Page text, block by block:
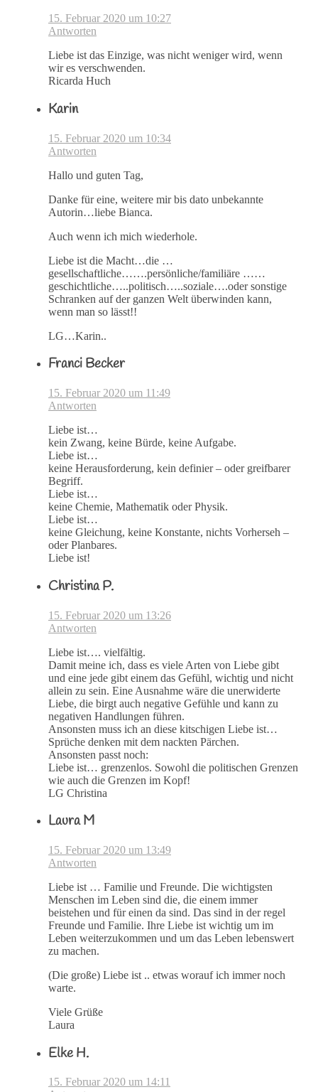
15. Februar 2020 um 10:27
Antworten
Liebe ist das Einzige, was nicht weniger wird, wenn
wir es verschwenden.
Ricarda Huch
Karin
15. Februar 2020 um 10:34
Antworten
Hallo und guten Tag,
Danke für eine, weitere mir bis dato unbekannte
Autorin…liebe Bianca.
Auch wenn ich mich wiederhole.
Liebe ist die Macht…die …
gesellschaftliche…….persönliche/familiäre ……
geschichtliche…..politisch…..soziale….oder sonstige
Schranken auf der ganzen Welt überwinden kann,
wenn man so lässt!!
LG…Karin..
Franci Becker
15. Februar 2020 um 11:49
Antworten
Liebe ist…
kein Zwang, keine Bürde, keine Aufgabe.
Liebe ist…
keine Herausforderung, kein definier – oder greifbarer
Begriff.
Liebe ist…
keine Chemie, Mathematik oder Physik.
Liebe ist…
keine Gleichung, keine Konstante, nichts Vorherseh –
oder Planbares.
Liebe ist!
Christina P.
15. Februar 2020 um 13:26
Antworten
Liebe ist…. vielfältig.
Damit meine ich, dass es viele Arten von Liebe gibt
und eine jede gibt einem das Gefühl, wichtig und nicht
allein zu sein. Eine Ausnahme wäre die unerwiderte
Liebe, die birgt auch negative Gefühle und kann zu
negativen Handlungen führen.
Ansonsten muss ich an diese kitschigen Liebe ist…
Sprüche denken mit dem nackten Pärchen.
Ansonsten passt noch:
Liebe ist… grenzenlos. Sowohl die politischen Grenzen
wie auch die Grenzen im Kopf!
LG Christina
Laura M
15. Februar 2020 um 13:49
Antworten
Liebe ist … Familie und Freunde. Die wichtigsten
Menschen im Leben sind die, die einem immer
beistehen und für einen da sind. Das sind in der regel
Freunde und Familie. Ihre Liebe ist wichtig um im
Leben weiterzukommen und um das Leben lebenswert
zu machen.
(Die große) Liebe ist .. etwas worauf ich immer noch
warte.
Viele Grüße
Laura
Elke H.
15. Februar 2020 um 14:11